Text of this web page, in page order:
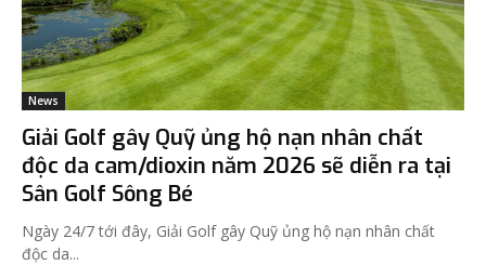
News
Giải Golf gây Quỹ ủng hộ nạn nhân chất
độc da cam/dioxin năm 2026 sẽ diễn ra tại
Sân Golf Sông Bé
Ngày 24/7 tới đây, Giải Golf gây Quỹ ủng hộ nạn nhân chất
độc da...